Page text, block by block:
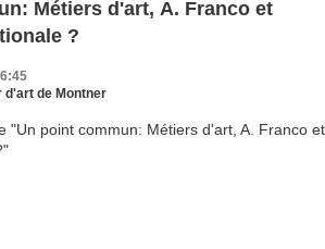
Métiers d'art, A. Franco et
?
d'art de Montner